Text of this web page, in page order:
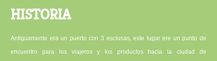
HISTORIA
Antiguamente era un puerto con 3 esclusas, este lugar ere un punto de
encuentro para los viajeros y los productos hacia la ciudad de